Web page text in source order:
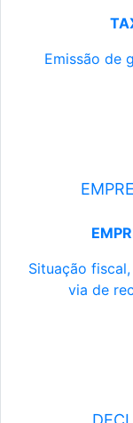
Emissão de
Situação
via de